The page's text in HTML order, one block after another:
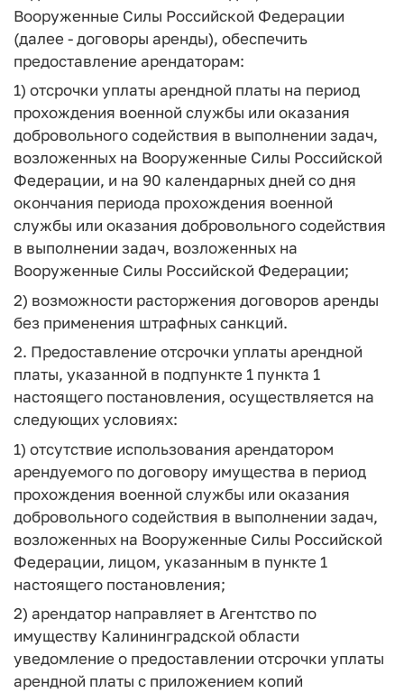
Вооруженные Силы Российской Федерации
(далее - договоры аренды), обеспечить
предоставление арендаторам:
1) отсрочки уплаты арендной платы на период
прохождения военной службы или оказания
добровольного содействия в выполнении задач,
возложенных на Вооруженные Силы Российской
Федерации, и на 90 календарных дней со дня
окончания периода прохождения военной
службы или оказания добровольного содействия
в выполнении задач, возложенных на
Вооруженные Силы Российской Федерации;
2) возможности расторжения договоров аренды
без применения штрафных санкций.
2. Предоставление отсрочки уплаты арендной
платы, указанной в подпункте 1 пункта 1
настоящего постановления, осуществляется на
следующих условиях:
1) отсутствие использования арендатором
арендуемого по договору имущества в период
прохождения военной службы или оказания
добровольного содействия в выполнении задач,
возложенных на Вооруженные Силы Российской
Федерации, лицом, указанным в пункте 1
настоящего постановления;
2) арендатор направляет в Агентство по
имуществу Калининградской области
уведомление о предоставлении отсрочки уплаты
арендной платы с приложением копий